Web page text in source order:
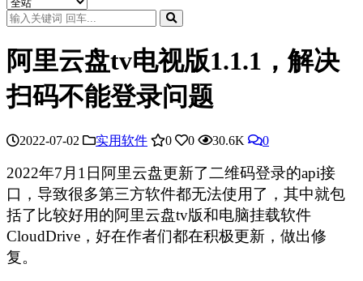
阿里云盘tv电视版1.1.1，解决
扫码不能登录问题
2022-07-02 实用软件 0 0 30.6K 0
2022年7月1日阿里云盘更新了二维码登录的api接
口，导致很多第三方软件都无法使用了，其中就包
括了比较好用的阿里云盘tv版和电脑挂载软件
CloudDrive，好在作者们都在积极更新，做出修
复。